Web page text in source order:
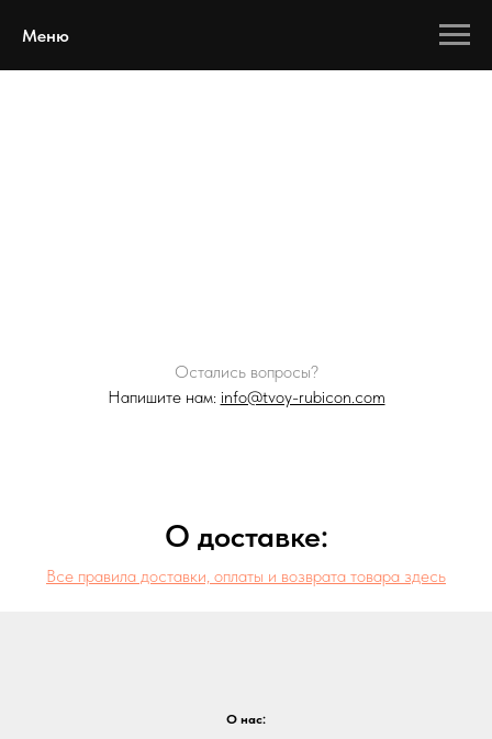
Меню
Остались вопросы?
Напишите нам: info@tvoy-rubicon.com
О доставке:
Все правила доставки, оплаты и возврата товара здесь
О нас: